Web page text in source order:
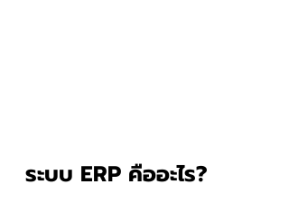
ระบบ ERP คืออะไร?